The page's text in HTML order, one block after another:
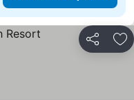
Partager